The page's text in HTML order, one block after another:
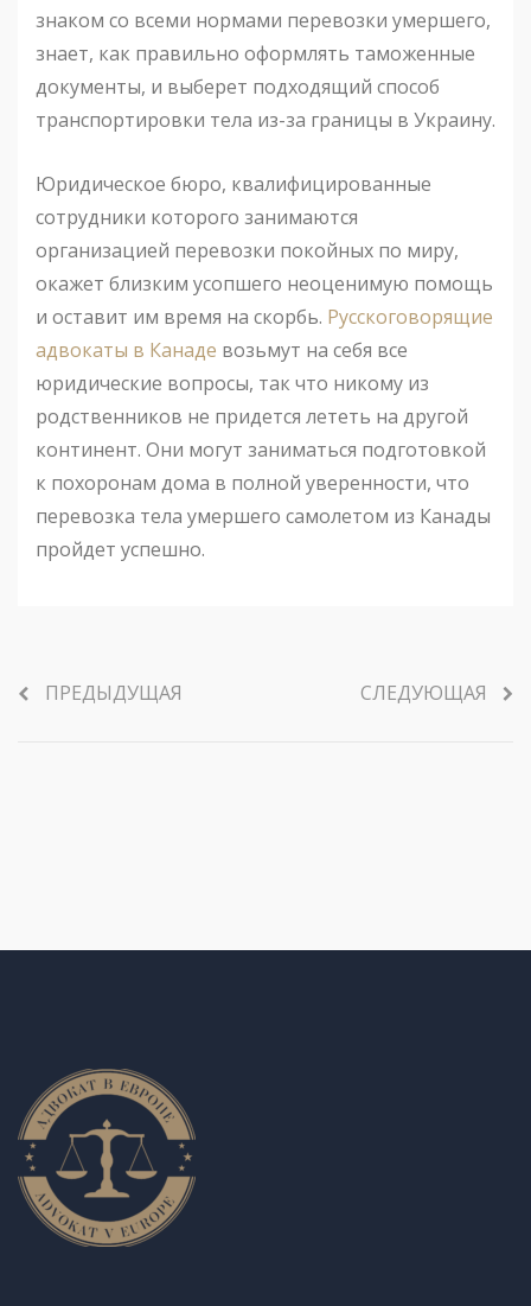
знаком со всеми нормами перевозки умершего,
знает, как правильно оформлять таможенные
документы, и выберет подходящий способ
транспортировки тела из-за границы в Украину.
Юридическое бюро, квалифицированные
сотрудники которого занимаются
организацией перевозки покойных по миру,
окажет близким усопшего неоценимую помощь
и оставит им время на скорбь. Русскоговорящие
адвокаты в Канаде возьмут на себя все
юридические вопросы, так что никому из
родственников не придется лететь на другой
континент. Они могут заниматься подготовкой
к похоронам дома в полной уверенности, что
перевозка тела умершего самолетом из Канады
пройдет успешно.
ПРЕДЫДУЩАЯ СЛЕДУЮЩАЯ